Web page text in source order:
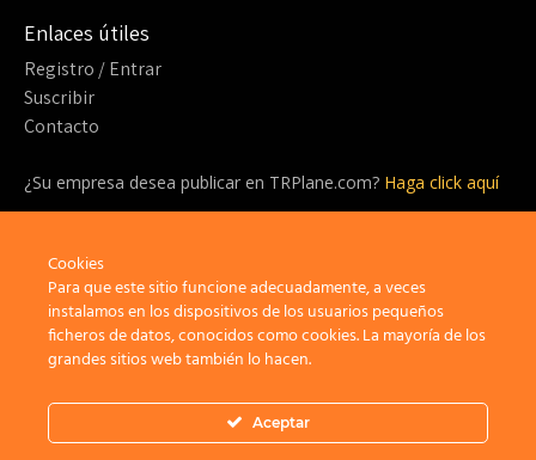
Enlaces útiles
Registro / Entrar
Suscribir
Contacto
¿Su empresa desea publicar en TRPlane.com? Haga click aquí
¡Sea parte de la comunidad detrás de TRPlane y disfrute de un
sinfín de beneficios!
Suscribir
Privacidad Aviso Legal Política de cookies
Cookies
Para que este sitio funcione adecuadamente, a veces
instalamos en los dispositivos de los usuarios pequeños
ficheros de datos, conocidos como cookies. La mayoría de los
grandes sitios web también lo hacen.
Aceptar